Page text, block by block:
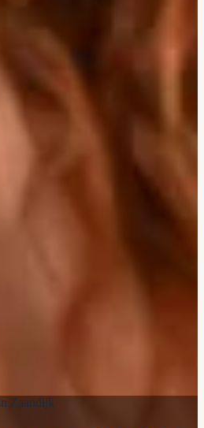
Zaandijk